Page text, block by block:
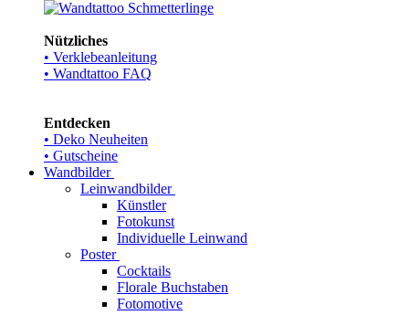
Nützliches
• Verklebeanleitung
• Wandtattoo FAQ
Entdecken
• Deko Neuheiten
• Gutscheine
Wandbilder
Leinwandbilder
Künstler
Fotokunst
Individuelle Leinwand
Poster
Cocktails
Florale Buchstaben
Fotomotive